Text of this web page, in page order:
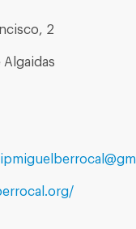
2
Algaidas